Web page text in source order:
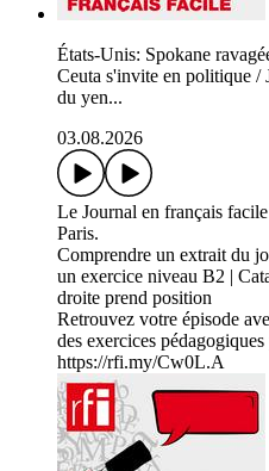
États-Unis: Spokane
Ceuta s'invite en politique /
du yen...
03.08.2026
Le Journal en français
Paris.
Comprendre un extrait du
un exercice niveau B2 |
droite prend position
Retrouvez votre épisode
des exercices
https://rfi.my/Cw0L.A